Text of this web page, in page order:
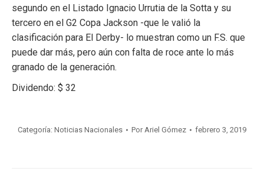
segundo en el Listado Ignacio Urrutia de la Sotta y su
tercero en el G2 Copa Jackson -que le valió la
clasificación para El Derby- lo muestran como un F.S. que
puede dar más, pero aún con falta de roce ante lo más
granado de la generación.
Dividendo: $ 32
Categoría: Noticias Nacionales PorAriel Gómez febrero 3, 2019